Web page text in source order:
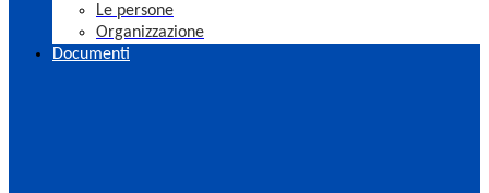
Le persone
Organizzazione
Documenti